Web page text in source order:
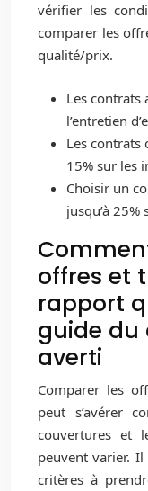
vérifier les
comparer les
qualité/prix.
Les contrats
l’entretien
Les
15% sur les
Choisir un
jusqu’à
offres et
rapport
guide
averti
Comparer les
peut s’avérer
couvertures et
peuvent varier.
critères à